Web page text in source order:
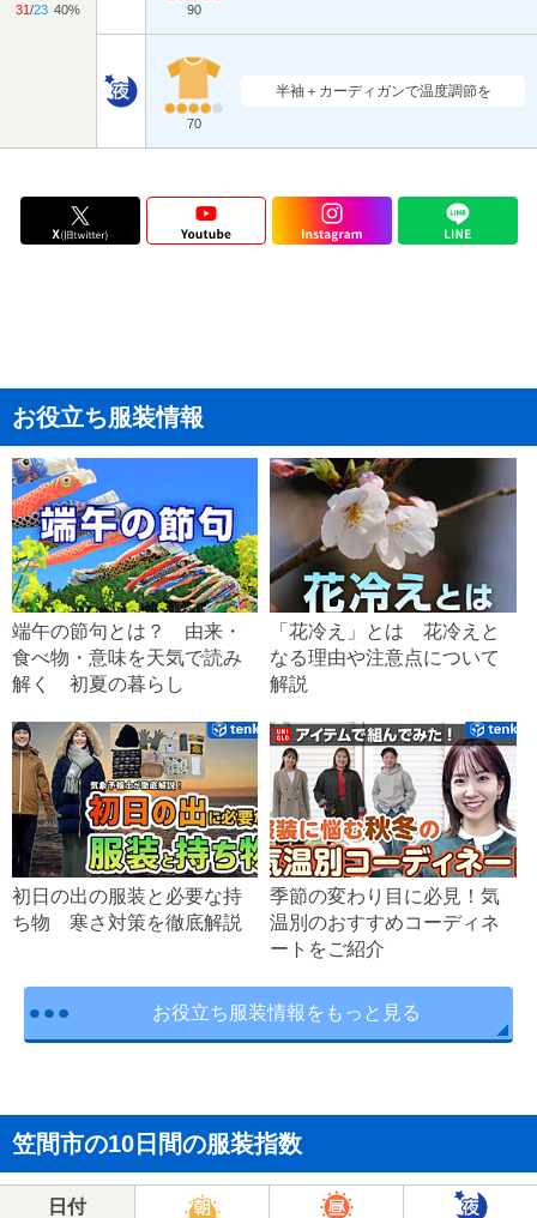
31/23 40% 90
70
半袖＋カーディガンで温度調節を
お役立ち服装情報
端午の節句とは？ 由来・
食べ物・意味を天気で読み
解く 初夏の暮らし
「花冷え」とは 花冷えと
なる理由や注意点について
解説
初日の出の服装と必要な持
ち物 寒さ対策を徹底解説
季節の変わり目に必見！気
温別のおすすめコーディネ
ートをご紹介
お役立ち服装情報をもっと見る
笠間市の10日間の服装指数
日付